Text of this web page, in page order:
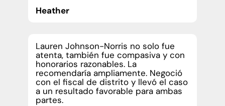
Heather
Lauren Johnson-Norris no solo fue
atenta, también fue compasiva y con
honorarios razonables. La
recomendaría ampliamente. Negoció
con el fiscal de distrito y llevó el caso
a un resultado favorable para ambas
partes.